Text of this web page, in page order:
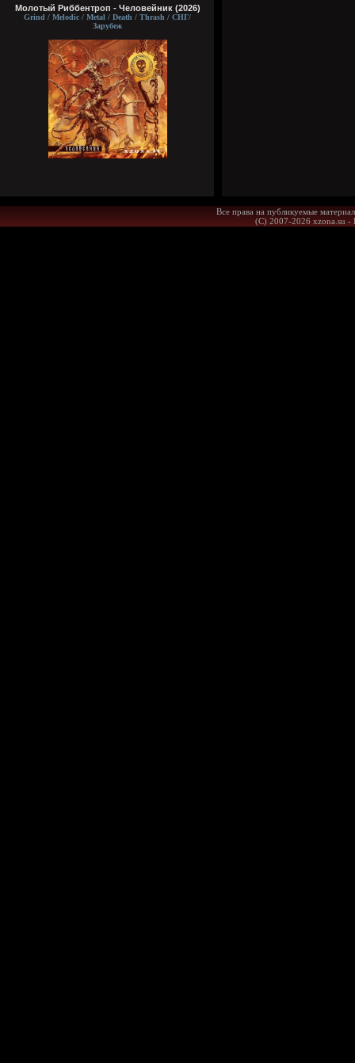
Молотый Риббентроп - Человейник (2026)
Grind / Melodic / Metal / Death / Thrash / СНГ/
Зарубеж
Все права на публикуемые
(С) 2007-2026 xzona.su -